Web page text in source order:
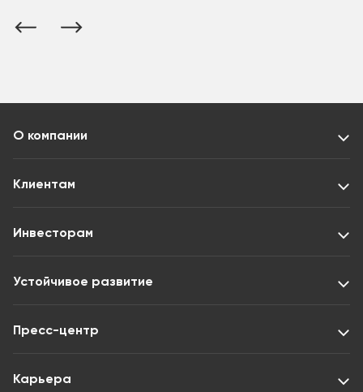
О компании
Клиентам
Инвесторам
Устойчивое развитие
Пресс-центр
Карьера